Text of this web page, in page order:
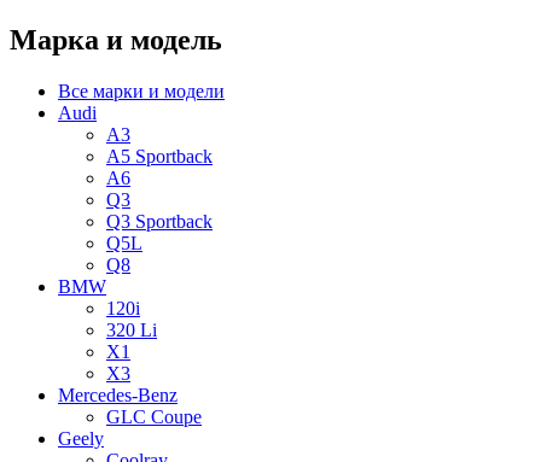
Марка и модель
Все марки и модели
Audi
A3
A5 Sportback
A6
Q3
Q3 Sportback
Q5L
Q8
BMW
120i
320 Li
X1
X3
Mercedes-Benz
GLC Coupe
Geely